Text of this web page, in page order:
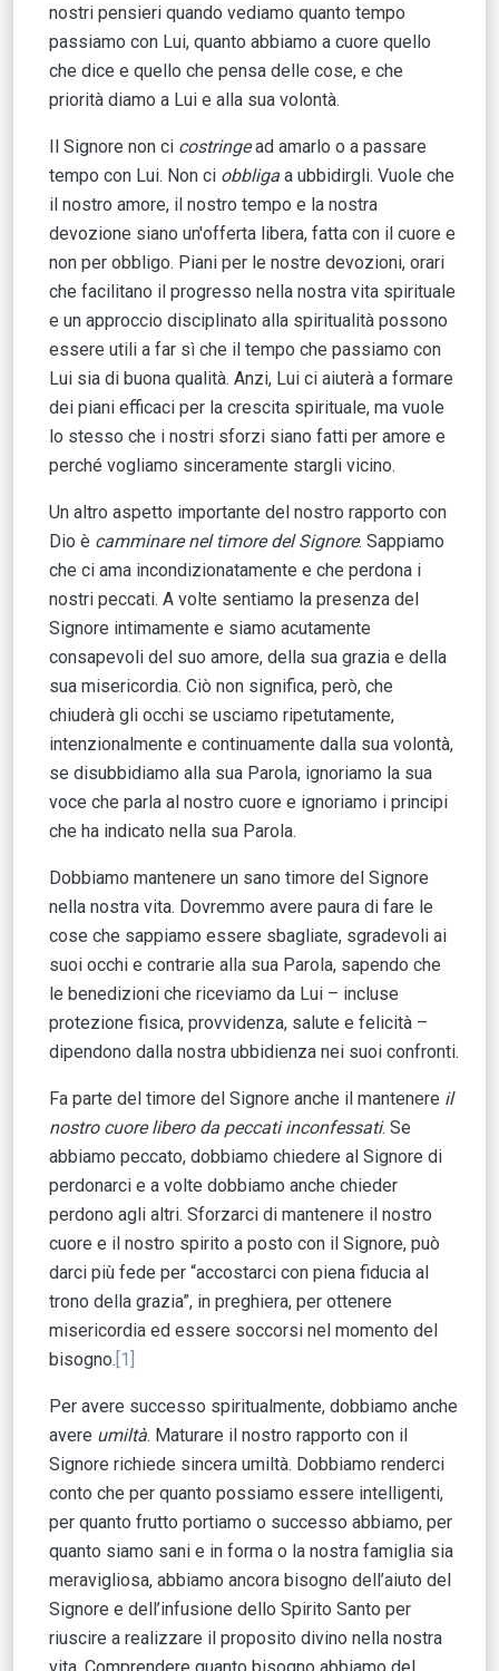
nostri pensieri quando vediamo quanto tempo
passiamo con Lui, quanto abbiamo a cuore quello
che dice e quello che pensa delle cose, e che
priorità diamo a Lui e alla sua volontà.
Il Signore non ci costringead amarlo o a passare
tempo con Lui. Non ci obbliga a ubbidirgli. Vuole che
il nostro amore, il nostro tempo e la nostra
devozione siano un'offerta libera, fatta con il cuore e
non per obbligo. Piani per le nostre devozioni, orari
che facilitano il progresso nella nostra vita spirituale
e un approccio disciplinato alla spiritualità possono
essere utili a far sì che il tempo che passiamo con
Lui sia di buona qualità. Anzi, Lui ci aiuterà a formare
dei piani efficaci per la crescita spirituale, ma vuole
lo stesso che i nostri sforzi siano fatti per amore e
perché vogliamo sinceramente stargli vicino.
Un altro aspetto importante del nostro rapporto con
Dio è camminare nel timore del Signore. Sappiamo
che ci ama incondizionatamente e che perdona i
nostri peccati. A volte sentiamo la presenza del
Signore intimamente e siamo acutamente
consapevoli del suo amore, della sua grazia e della
sua misericordia. Ciò non significa, però, che
chiuderà gli occhi se usciamo ripetutamente,
intenzionalmente e continuamente dalla sua volontà,
se disubbidiamo alla sua Parola, ignoriamo la sua
voce che parla al nostro cuore e ignoriamo i principi
che ha indicato nella sua Parola.
Dobbiamo mantenere un sano timore del Signore
nella nostra vita. Dovremmo avere paura di fare le
cose che sappiamo essere sbagliate, sgradevoli ai
suoi occhi e contrarie alla sua Parola, sapendo che
le benedizioni che riceviamo da Lui – incluse
protezione fisica, provvidenza, salute e felicità –
dipendono dalla nostra ubbidienza nei suoi confronti.
Fa parte del timore del Signore anche il mantenere il
nostro cuore libero da peccati inconfessati. Se
abbiamo peccato, dobbiamo chiedere al Signore di
perdonarci e a volte dobbiamo anche chieder
perdono agli altri. Sforzarci di mantenere il nostro
cuore e il nostro spirito a posto con il Signore, può
darci più fede per “accostarci con piena fiducia al
trono della grazia”, in preghiera, per ottenere
misericordia ed essere soccorsi nel momento del
bisogno.[1]
Per avere successo spiritualmente, dobbiamo anche
avere umiltà. Maturare il nostro rapporto con il
Signore richiede sincera umiltà. Dobbiamo renderci
conto che per quanto possiamo essere intelligenti,
per quanto frutto portiamo o successo abbiamo, per
quanto siamo sani e in forma o la nostra famiglia sia
meravigliosa, abbiamo ancora bisogno dell’aiuto del
Signore e dell’infusione dello Spirito Santo per
riuscire a realizzare il proposito divino nella nostra